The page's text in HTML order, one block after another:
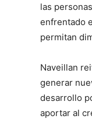
las
enfrentado
permitan
Naveillan
generar
desarrollo
aportar al